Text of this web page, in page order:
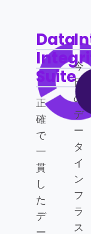
Data
Suite
正
確
で
一
貫
し
た
デ
今
日
の
デ
ー
タ
イ
ン
フ
ラ
ス